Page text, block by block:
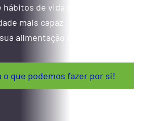
de vida saudável por
mais capaz
alimentação e saúde
o que podemos fazer por si!